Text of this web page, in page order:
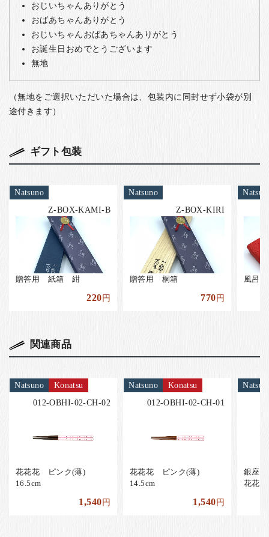
おじいちゃんありがとう
おばあちゃんありがとう
おじいちゃんおばあちゃんありがとう
お誕生日おめでとうございます
無地
（無地をご選択いただいた場合は、包装内に同封せず小袋が別
途付きます）
ギフト包装
Natsuno
Z-BOX-KAMI-B
贈答用 紙箱 紺
220円
Natsuno
Z-BOX-KIRI
贈答用 桐箱
770円
風呂
関連商品
Natsuno Konatsu
012-OBHI-02-CH-02
花花花 ピンク(薄)
16.5cm
1,540円
Natsuno Konatsu
012-OBHI-02-CH-01
花花花 ピンク(薄)
14.5cm
1,540円
銀座
花花